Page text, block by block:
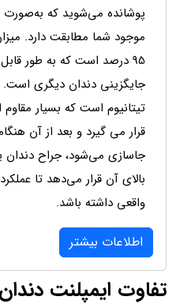
پوشانده می‌شوید که
موجود شما مطابقت دارد.
95 درصد است که به طور
جایگزینی دندان دیگری
تیتانیوم است که بسیار
قرار می گیرد و بعد از آن
جاسازی می‌شود، جراح دندان
بالای آن قرار می‌دهد تا
واقعی داشته باشد.
اطلاعات بیشتر
تفاوت ایمپلنت